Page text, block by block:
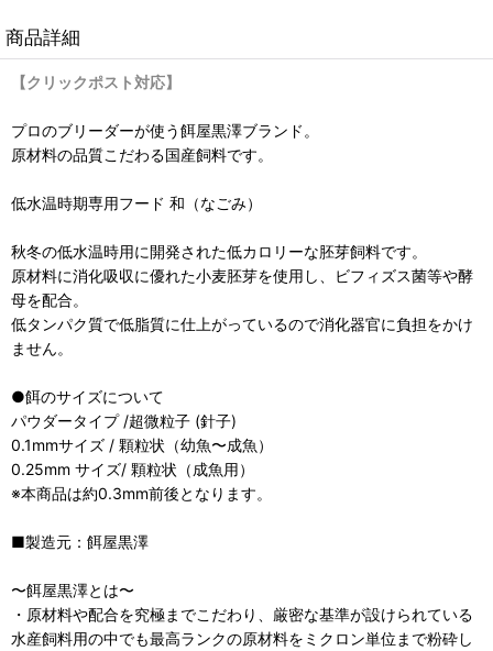
商品詳細
【クリックポスト対応】
プロのブリーダーが使う餌屋黒澤ブランド。
原材料の品質こだわる国産飼料です。
低水温時期専用フード 和（なごみ）
秋冬の低水温時用に開発された低カロリーな胚芽飼料です。
原材料に消化吸収に優れた小麦胚芽を使用し、ビフィズス菌等や酵
母を配合。
低タンパク質で低脂質に仕上がっているので消化器官に負担をかけ
ません。
●餌のサイズについて
パウダータイプ /超微粒子 (針子)
0.1mmサイズ / 顆粒状（幼魚〜成魚）
0.25mm サイズ/ 顆粒状（成魚用）
※本商品は約0.3mm前後となります。
■製造元：餌屋黒澤
〜餌屋黒澤とは〜
・原材料や配合を究極までこだわり、厳密な基準が設けられている
水産飼料用の中でも最高ランクの原材料をミクロン単位まで粉砕し